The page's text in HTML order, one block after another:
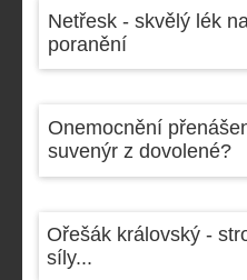
Netřesk - skvělý lék
poranění
Onemocnění
suvenýr z dovolené?
Ořešák královský -
síly...